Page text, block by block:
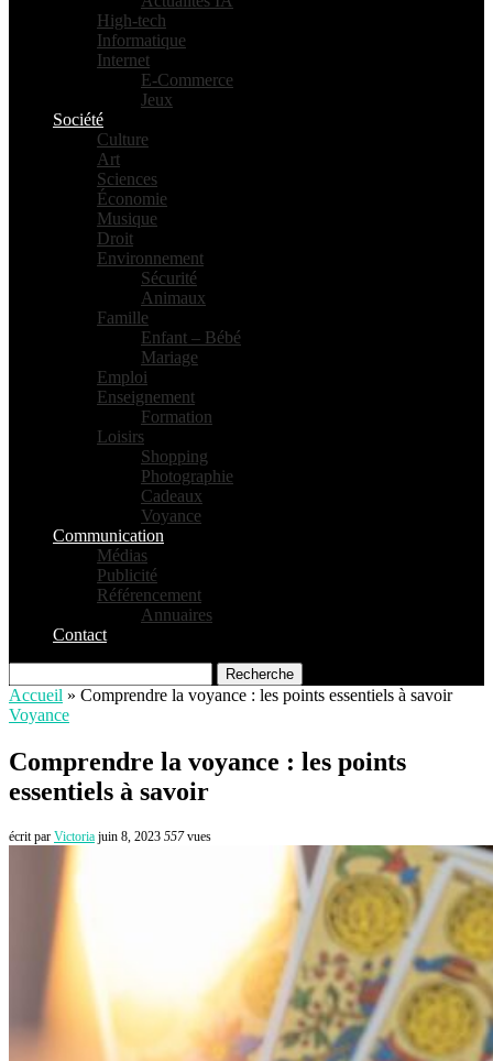
High-tech
Informatique
Internet
E-Commerce
Jeux
Société
Culture
Art
Sciences
Économie
Musique
Droit
Environnement
Sécurité
Animaux
Famille
Enfant – Bébé
Mariage
Emploi
Enseignement
Formation
Loisirs
Shopping
Photographie
Cadeaux
Voyance
Communication
Médias
Publicité
Référencement
Annuaires
Contact
Recherche
Accueil » Comprendre la voyance : les points essentiels à savoir
Voyance
Comprendre la voyance : les points
essentiels à savoir
écrit par Victoria juin 8, 2023 557vues